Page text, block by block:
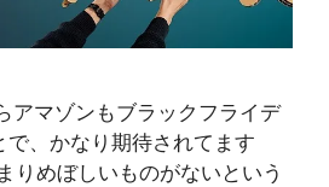
マゾンもブラックフライデ
で、かなり期待されてます
りめぼしいものがないという